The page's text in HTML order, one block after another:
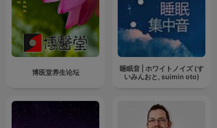
博医堂养生论坛
睡眠音 | ホワイトノイズ (す
いみんおと, suimin oto)